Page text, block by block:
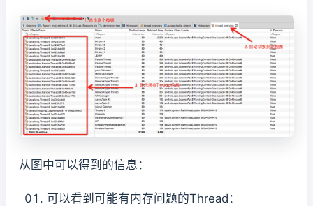
从图中可以得到的信息：
可以看到可能有内存问题的Thread：